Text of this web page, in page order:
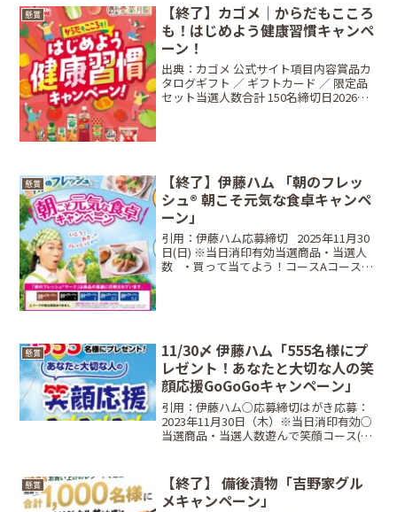
懸賞
【終了】カゴメ｜からだもこころ
も！はじめよう健康習慣キャンペ
ーン！
出典：カゴメ 公式サイト項目内容賞品カ
タログギフト ／ ギフトカード ／ 限定品
セット当選人数合計 150名締切日2026年2
懸賞
【終了】伊藤ハム 「朝のフレッ
シュ® 朝こそ元気な食卓キャンペ
ーン」
引用：伊藤ハム応募締切⠀2025年11月30
日(日) ※当日消印有効当選商品・当選人
数⠀・買って当てよう！コースAコース
懸賞
11/30〆 伊藤ハム「555名様にプ
レゼント！あなたと大切な人の笑
顔応援GoGoGoキャンペーン」
引用：伊藤ハム○応募締切はがき応募：
2023年11月30日（木）※当日消印有効○
当選商品・当選人数遊んで笑顔コース(4
名買って笑顔コース(2枚コース)JCB...
懸賞
【終了】 備後漬物「吉野家グル
メキャンペーン」